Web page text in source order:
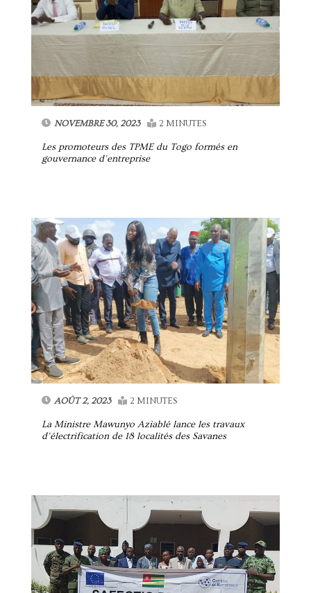
NOVEMBRE 30, 2023 2 MINUTES
Les promoteurs des TPME du Togo formés en
gouvernance d’entreprise
AOÛT 2, 2023 2 MINUTES
La Ministre Mawunyo Aziablé lance les travaux
d’électrification de 18 localités des Savanes